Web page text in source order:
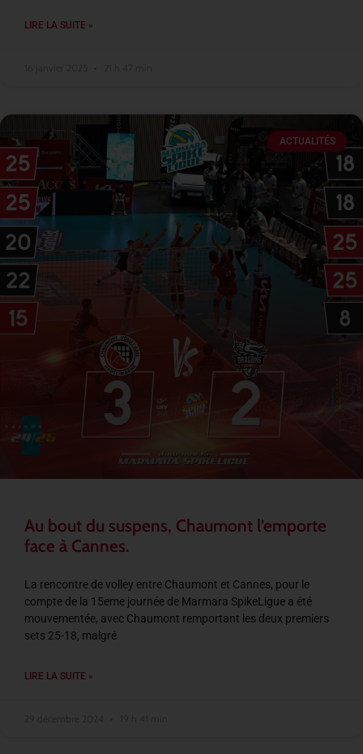
LIRE LA SUITE »
ACTUALITÉS
Au bout du suspens, Chaumont l’emporte
face à Cannes.
La rencontre de volley entre Chaumont et Cannes, pour le
compte de la 15eme journée de Marmara SpikeLigue a été
mouvementée, avec Chaumont remportant les deux premiers
sets 25-18, malgré
LIRE LA SUITE »